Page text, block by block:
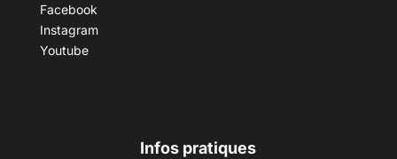
Facebook
Instagram
Youtube
Infos pratiques